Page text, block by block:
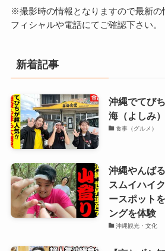
※撮影時の情報となりますので最新の
フィシャルや電話にてご確認下さい。
新着記事
沖縄でてび
海（よしみ
食事（グルメ）
沖縄やんば
スムイハイ
ースポット
ングを体験
沖縄観光・文化